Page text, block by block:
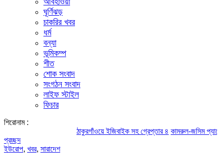
ঘূর্ণিঝড়
চাকরির খবর
ধর্ম
বন্যা
ভূমিকম্প
শীত
শোক সংবাদ
সংগঠন সংবাদ
লাইফ স্টাইল
ফিচার
শিরোনাম :
ঠাকুরগাঁওয়ে ইজিবাইক সহ গ্রেপ্তার ৪ কামরুল-জসিম প্যানেলের
প্রচ্ছদ
ইউরোপ, খবর, সারাদেশ